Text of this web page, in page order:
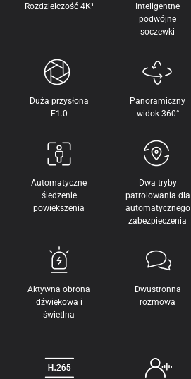
Rozdzielczość 4K¹
Inteligentne
podwójne
soczewki
Duża przysłona
F1.0
Panoramiczny
widok 360°
Automatyczne
śledzenie
powiększenia
Dwa tryby
patrolowania dla
automatycznego
zabezpieczenia
Aktywna obrona
dźwiękowa i
świetlna
Dwustronna
rozmowa